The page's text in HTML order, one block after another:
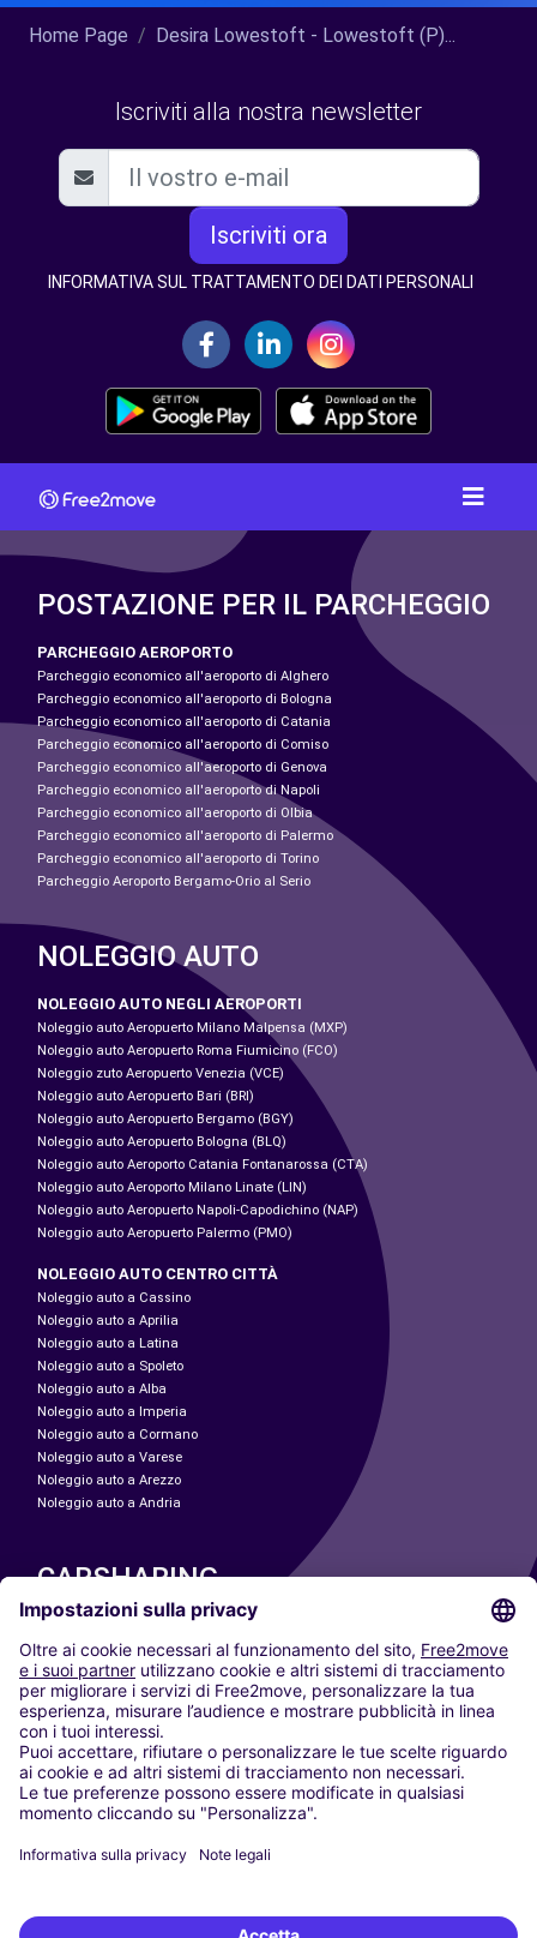
Home Page Desira Lowestoft - Lowestoft (P)...
Iscriviti alla nostra newsletter
Iscriviti ora
INFORMATIVA SUL TRATTAMENTO DEI DATI PERSONALI
POSTAZIONE PER IL PARCHEGGIO
PARCHEGGIO AEROPORTO
Parcheggio economico all'aeroporto di Alghero
Parcheggio economico all'aeroporto di Bologna
Parcheggio economico all'aeroporto di Catania
Parcheggio economico all'aeroporto di Comiso
Parcheggio economico all'aeroporto di Genova
Parcheggio economico all'aeroporto di Napoli
Parcheggio economico all'aeroporto di Olbia
Parcheggio economico all'aeroporto di Palermo
Parcheggio economico all'aeroporto di Torino
Parcheggio Aeroporto Bergamo-Orio al Serio
NOLEGGIO AUTO
NOLEGGIO AUTO NEGLI AEROPORTI
Noleggio auto Aeropuerto Milano Malpensa (MXP)
Noleggio auto Aeropuerto Roma Fiumicino (FCO)
Noleggio zuto Aeropuerto Venezia (VCE)
Noleggio auto Aeropuerto Bari (BRI)
Noleggio auto Aeropuerto Bergamo (BGY)
Noleggio auto Aeropuerto Bologna (BLQ)
Noleggio auto Aeroporto Catania Fontanarossa (CTA)
Noleggio auto Aeroporto Milano Linate (LIN)
Noleggio auto Aeropuerto Napoli-Capodichino (NAP)
Noleggio auto Aeropuerto Palermo (PMO)
NOLEGGIO AUTO CENTRO CITTÀ
Noleggio auto a Cassino
Noleggio auto a Aprilia
Noleggio auto a Latina
Noleggio auto a Spoleto
Noleggio auto a Alba
Noleggio auto a Imperia
Noleggio auto a Cormano
Noleggio auto a Varese
Noleggio auto a Arezzo
Noleggio auto a Andria
CARSHARING
LE NOSTRE CITTÀ
Paris
Madrid
Washington DC
Milano
Roma
Torino
Vienna
Berlino
Düsseldorf